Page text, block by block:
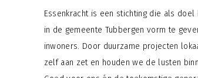
Essenkracht is een stichting die als
in de gemeente Tubbergen vorm te
inwoners. Door duurzame projecten
zelf aan zet en houden we de lusten